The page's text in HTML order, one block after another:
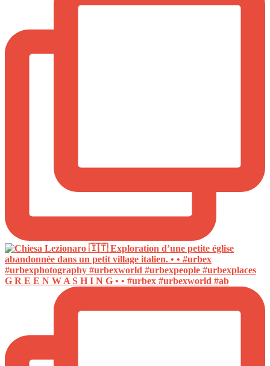
G R E E N W A S H I N G • • #urbex #urbexworld #ab